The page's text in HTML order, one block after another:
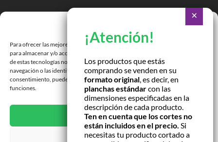
Para ofrecer las mejores experiencias, utilizamos tecnologías como las cookies
para almacenar y/o acceder a la información del dispositivo. El consentimiento
de estas tecnologías nos permitirá procesar datos como el comportamiento de
navegación o las identificaciones únicas en este sitio. No consentir o retirar el
consentimiento, puede afectar negativamente a ciertas características y
funciones.
ACEPTAR
DENEGAR
Román Spech 3213, Quinta Normal, Región Metropolitana
Janequeo 1770, Concepción, Región Bío Bío
Contactar por correo
Los productos que estás
comprando se venden en su
formato original, es decir, en
planchas estándarcon las
dimensiones especificadas en la
descripción de cada producto.
Ten en cuenta que los cortes no
están incluidos en el precio. Si
necesitas tu producto cortado a